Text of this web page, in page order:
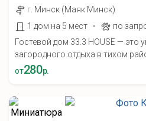
г. Минск (Маяк Минск)
1 дом на 5 мест
·
по
Гостевой дом 33.3 HOUSE — это
загородного отдыха в тихом
от280р.